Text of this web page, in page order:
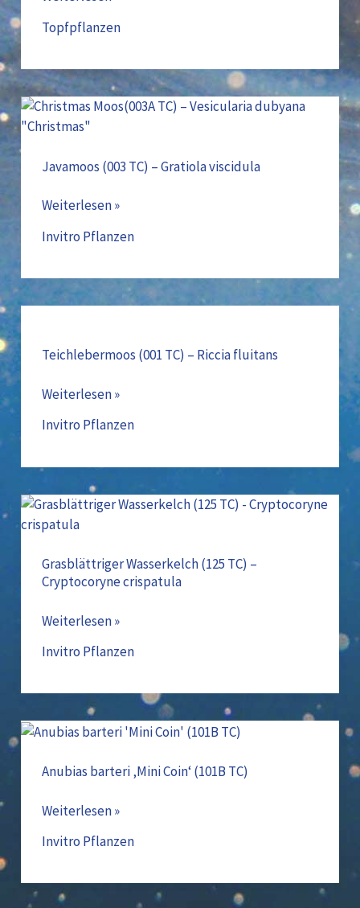
Topfpflanzen
Javamoos (003 TC) – Gratiola viscidula
Javamoos
(003
–
viscidula
Weiterlesen »
Invitro Pflanzen
Teichlebermoos (001 TC) – Riccia fluitans
TC)
Riccia
fluitans
Weiterlesen »
Invitro Pflanzen
Grasblättriger Wasserkelch (125 TC) –
Cryptocoryne crispatula
Grasblättriger
Wasserkelch
TC)
–
crispatula
Weiterlesen »
Invitro Pflanzen
Anubias barteri ‚Mini Coin‘ (101B TC)
Anubias
‚Mini
(101B
Weiterlesen »
Invitro Pflanzen